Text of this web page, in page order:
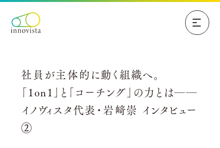
社員が主体的に動く組織へ。
「1on1」と「コーチング」の力とは──
イノヴィスタ代表・岩﨑崇 インタビュー
②